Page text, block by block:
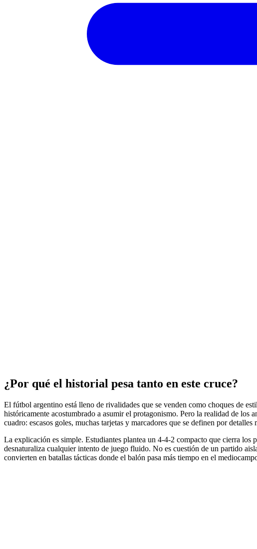
¿Por qué el historial pesa tanto en este cruce?
El fútbol argentino está lleno de rivalidades que se venden como choques de
históricamente acostumbrado a asumir el protagonismo. Pero la realidad de
cuadro: escasos goles, muchas tarjetas y marcadores que se definen por detalles
La explicación es simple. Estudiantes plantea un 4-4-2 compacto que cierra los
desnaturaliza cualquier intento de juego fluido. No es cuestión de un partido
convierten en batallas tácticas donde el balón pasa más tiempo en el